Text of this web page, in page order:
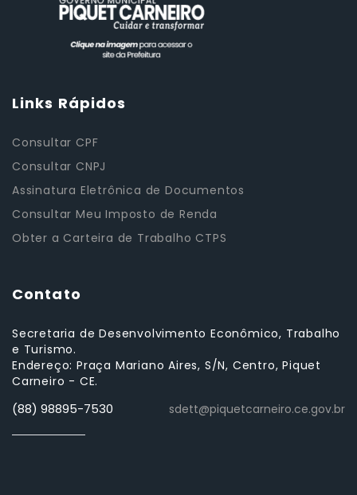
Links Rápidos
Consultar CPF
Consultar CNPJ
Assinatura Eletrônica de Documentos
Consultar Meu Imposto de Renda
Obter a Carteira de Trabalho CTPS
Contato
Secretaria de Desenvolvimento Econômico, Trabalho
e Turismo.
Endereço: Praça Mariano Aires, S/N, Centro, Piquet
Carneiro - CE.
(88) 98895-7530 sdett@piquetcarneiro.ce.gov.br